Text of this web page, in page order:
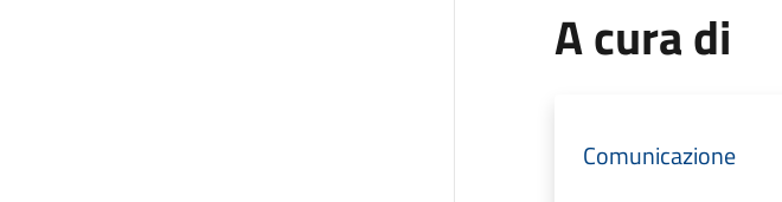
A cura di
Comunicazione